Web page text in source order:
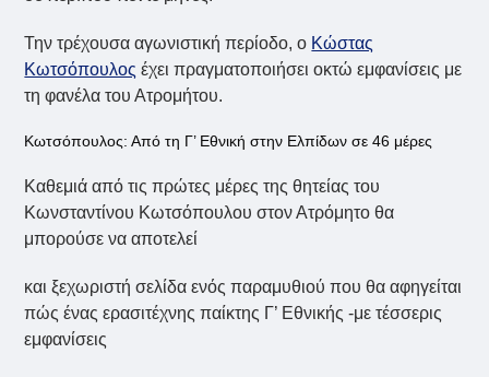
Την τρέχουσα αγωνιστική περίοδο, ο Κώστας
Κωτσόπουλος έχει πραγματοποιήσει οκτώ εμφανίσεις με
τη φανέλα του Ατρομήτου.
Κωτσόπουλος: Από τη Γ’ Εθνική στην Ελπίδων σε 46 μέρες
Καθεμιά από τις πρώτες μέρες της θητείας του
Κωνσταντίνου Κωτσόπουλου στον Ατρόμητο θα
μπορούσε να αποτελεί
και ξεχωριστή σελίδα ενός παραμυθιού που θα αφηγείται
πώς ένας ερασιτέχνης παίκτης Γ’ Εθνικής -με τέσσερις
εμφανίσεις